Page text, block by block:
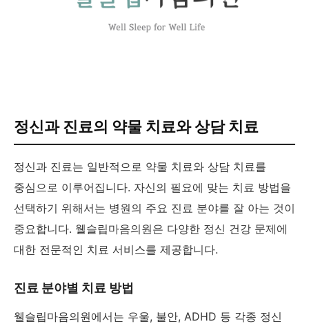
정신과 진료의 약물 치료와 상담 치료
정신과 진료는 일반적으로 약물 치료와 상담 치료를
중심으로 이루어집니다. 자신의 필요에 맞는 치료 방법을
선택하기 위해서는 병원의 주요 진료 분야를 잘 아는 것이
중요합니다. 웰슬립마음의원은 다양한 정신 건강 문제에
대한 전문적인 치료 서비스를 제공합니다.
진료 분야별 치료 방법
웰슬립마음의원에서는 우울, 불안, ADHD 등 각종 정신